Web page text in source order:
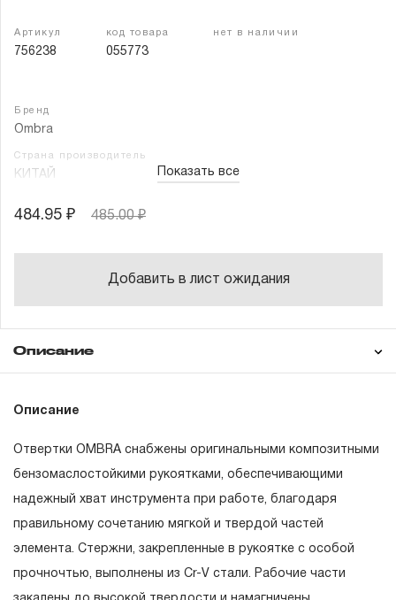
Артикул
756238
код товара
055773
нет в наличии
Бренд
Ombra
Страна производитель
КИТАЙ Показать все
484.95 ₽ 485.00 ₽
Добавить в лист ожидания
Описание
Техническая
Описание
Отвертки OMBRA снабжены оригинальными композитными
бензомаслостойкими рукоятками, обеспечивающими
надежный хват инструмента при работе, благодаря
правильному сочетанию мягкой и твердой частей
элемента. Стержни, закрепленные в рукоятке с особой
прочночтью, выполнены из Cr-V стали. Рабочие части
Понятие «ПОЖИЗНЕННАЯ ГАРАНТИЯ».
1.1 Понятие «ПОЖИЗНЕННАЯ ГАРАНТИЯ» включает в
себя признание неограниченного срока поддержания
гарантийных обязательств в течение всего периода